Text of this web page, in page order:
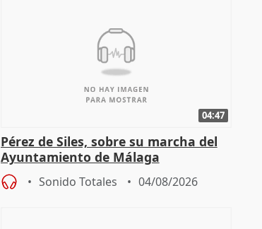
04:47
Pérez de Siles, sobre su marcha del
Ayuntamiento de Málaga
Sonido Totales 04/08/2026